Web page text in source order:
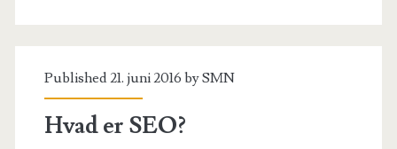
Published 21. juni 2016 bySMN
Hvad er SEO?